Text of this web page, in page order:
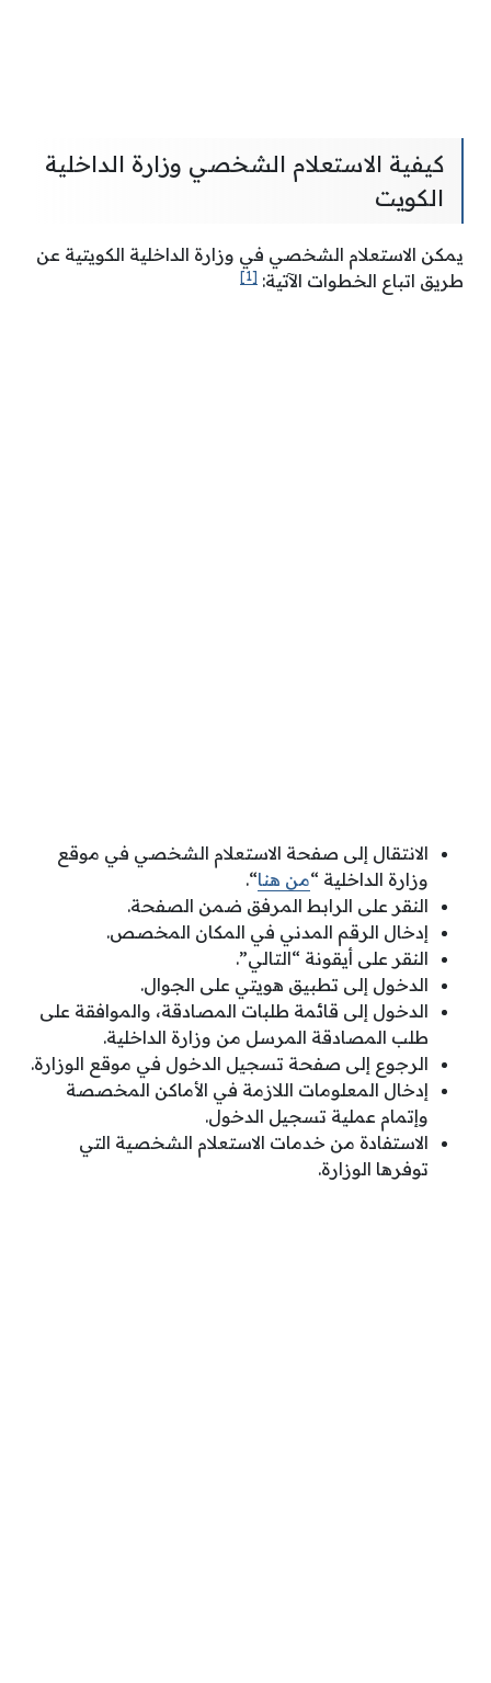
كيفية الاستعلام الشخصي وزارة الداخلية
الكويت
يمكن الاستعلام الشخصي في وزارة الداخلية الكويتية عن
طريق اتباع الخطوات الآتية: [1]
الانتقال إلى صفحة الاستعلام الشخصي في موقع
وزارة الداخلية “من هنا“.
النقر على الرابط المرفق ضمن الصفحة.
إدخال الرقم المدني في المكان المخصص.
النقر على أيقونة “التالي”.
الدخول إلى تطبيق هويتي على الجوال.
الدخول إلى قائمة طلبات المصادقة، والموافقة على
طلب المصادقة المرسل من وزارة الداخلية.
الرجوع إلى صفحة تسجيل الدخول في موقع الوزارة.
إدخال المعلومات اللازمة في الأماكن المخصصة
وإتمام عملية تسجيل الدخول.
الاستفادة من خدمات الاستعلام الشخصية التي
توفرها الوزارة.